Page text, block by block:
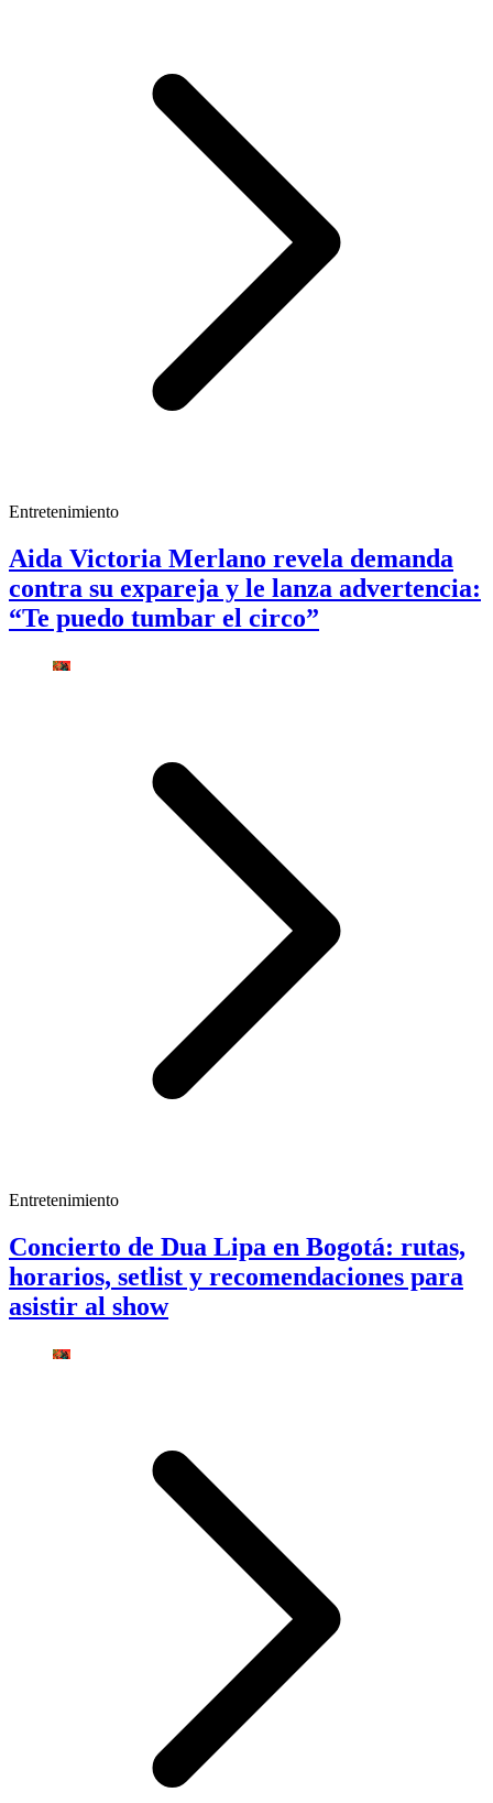
Entretenimiento
Aida Victoria Merlano revela demanda
contra su expareja y le lanza advertencia:
“Te puedo tumbar el circo”
Entretenimiento
Concierto de Dua Lipa en Bogotá: rutas,
horarios, setlist y recomendaciones para
asistir al show